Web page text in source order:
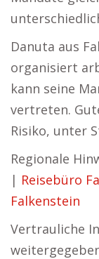
Danuta aus
organisiert
kann seine
vertreten.
Risiko, unter
Regionale
| Reisebüro
Falkenstein
Vertrauliche